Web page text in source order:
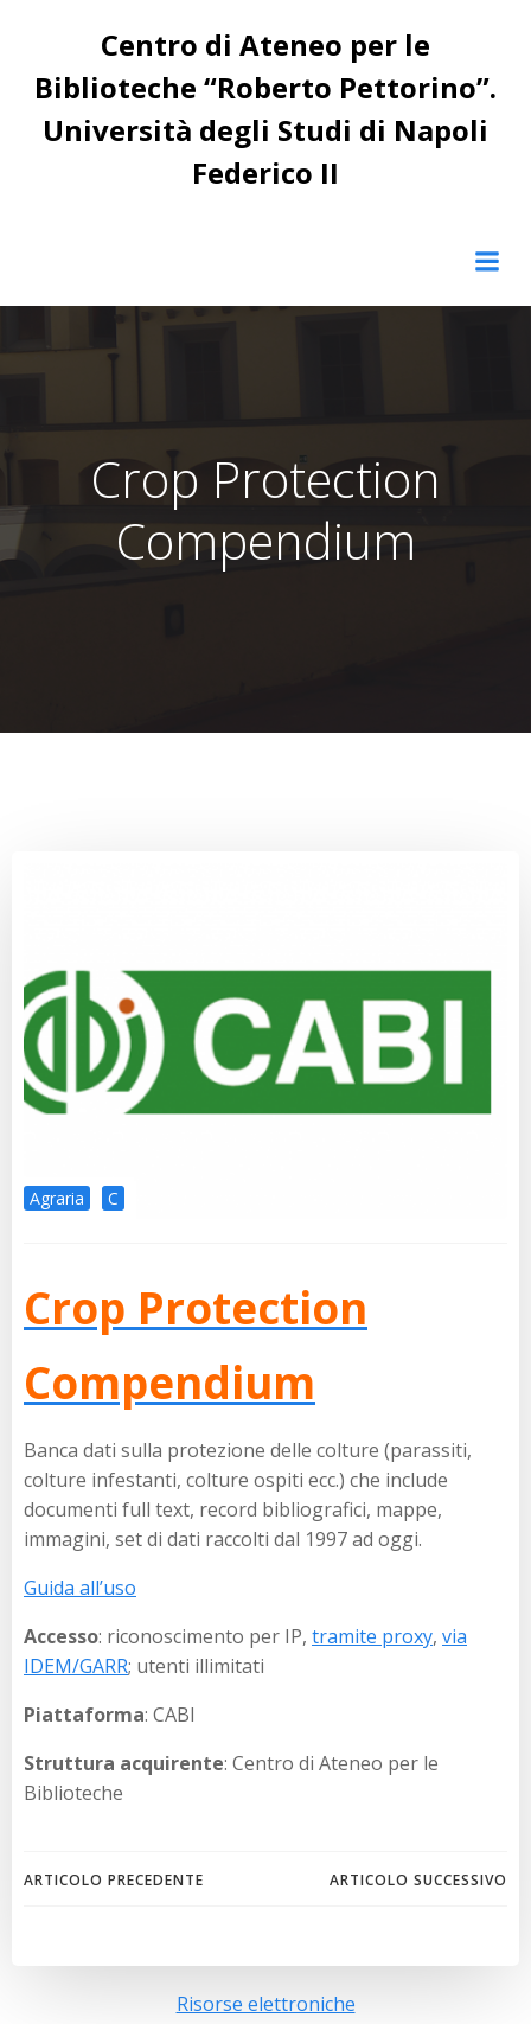
al
contenuto
Centro di Ateneo per le
Biblioteche “Roberto Pettorino”.
Università degli Studi di Napoli
Federico II
Crop Protection
Compendium
Agraria C
Crop Protection
Compendium
Banca dati sulla protezione delle colture (parassiti,
colture infestanti, colture ospiti ecc.) che include
documenti full text, record bibliografici, mappe,
immagini, set di dati raccolti dal 1997 ad oggi.
Guida all’uso
Accesso: riconoscimento per IP, tramite proxy, via
IDEM/GARR; utenti illimitati
Piattaforma: CABI
Struttura acquirente: Centro di Ateneo per le
Biblioteche
Navigazione
articoli
ARTICOLO PRECEDENTE
Navigazione
articoli
ARTICOLO SUCCESSIVO
Risorse elettroniche